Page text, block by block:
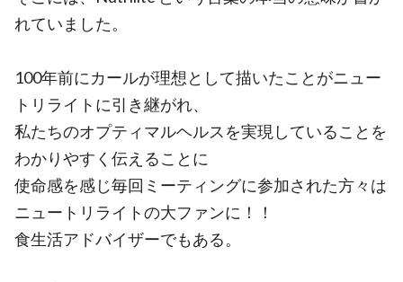
れていました。
100年前にカールが理想として描いたことがニュー
トリライトに引き継がれ、
私たちのオプティマルヘルスを実現していることを
わかりやすく伝えることに
使命感を感じ毎回ミーティングに参加された方々は
ニュートリライトの大ファンに！！
食生活アドバイザーでもある。